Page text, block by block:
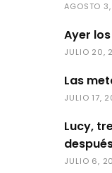
AGOSTO
Ayer
JULIO 20,
Las
JULIO 17,
Lucy,
JULIO 6,